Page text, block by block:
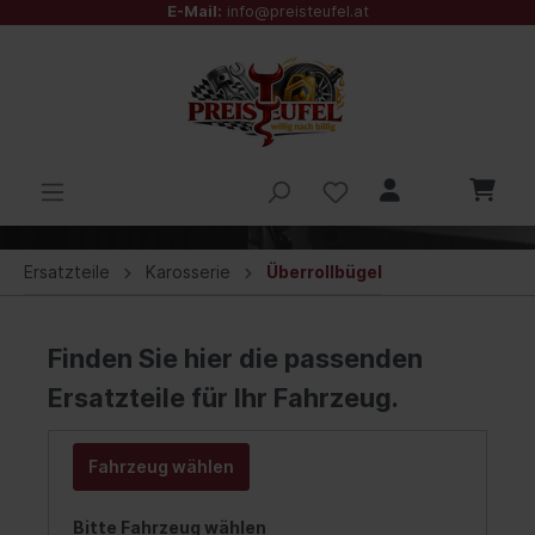
E-Mail: info@preisteufel.at
Ersatzteile Karosserie Überrollbügel
Finden Sie hier die passenden
Ersatzteile für Ihr Fahrzeug.
Fahrzeug wählen
Bitte Fahrzeug wählen